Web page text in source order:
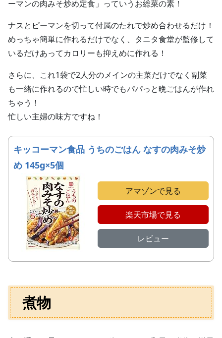
ーマンの肉みそ炒め定食」っていうお総菜の素！
ナスとピーマンを切って付属のたれで炒め合わせるだけ！
めっちゃ簡単に作れるだけでなく、タニタ食堂が監修して
いるだけあってカロリーも抑えめに作れる！
さらに、これ1袋で2人分のメインの主菜だけでなく副菜
も一緒に作れるので忙しい時でもパパっと晩ごはんが作れ
ちゃう！
忙しい主婦の味方ですね！
キッコーマン食品 うちのごはん なすの肉みそ炒
め 145g×5個
アマゾンで見る
楽天市場で見る
レビュー
煮物